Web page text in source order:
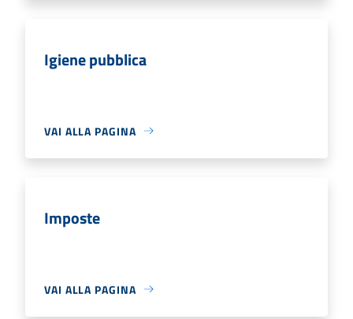
Igiene pubblica
VAI ALLA PAGINA
Imposte
VAI ALLA PAGINA